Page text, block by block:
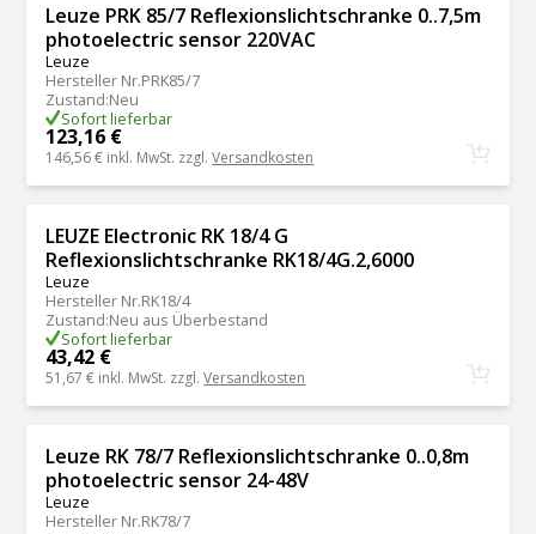
Leuze PRK 85/7 Reflexionslichtschranke 0..7,5m
photoelectric sensor 220VAC
Leuze
Hersteller Nr.PRK85/7
Zustand:Neu
Sofort lieferbar
123,16 €
146,56 € inkl. MwSt. zzgl.Versandkosten
LEUZE Electronic RK 18/4 G
Reflexionslichtschranke RK18/4G.2,6000
Leuze
Hersteller Nr.RK18/4
Zustand:Neu aus Überbestand
Sofort lieferbar
43,42 €
51,67 € inkl. MwSt. zzgl.Versandkosten
Leuze RK 78/7 Reflexionslichtschranke 0..0,8m
photoelectric sensor 24-48V
Leuze
Hersteller Nr.RK78/7